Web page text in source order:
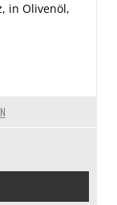
in Olivenöl,